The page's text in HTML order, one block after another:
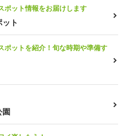
ポット情報をお届けします
ト
ポットを紹介！旬な時期や準備す
園